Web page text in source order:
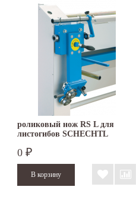
роликовый нож RS L для
листогибов SCHECHTL
0 ₽